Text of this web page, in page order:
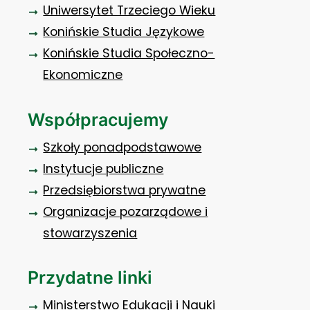
Uniwersytet Trzeciego Wieku
Konińskie Studia Językowe
Konińskie Studia Społeczno-
Ekonomiczne
Współpracujemy
Szkoły ponadpodstawowe
Instytucje publiczne
Przedsiębiorstwa prywatne
Organizacje pozarządowe i
stowarzyszenia
Przydatne linki
Ministerstwo Edukacji i Nauki